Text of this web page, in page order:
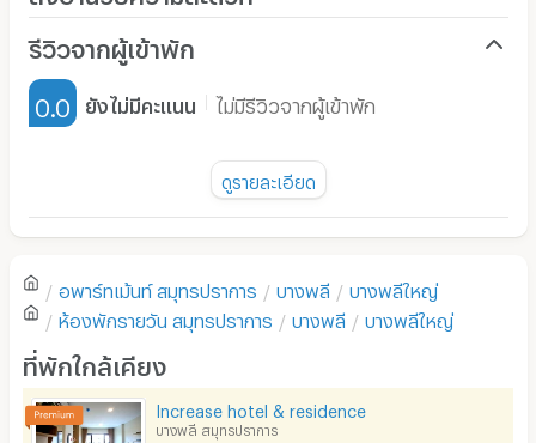
เฟอร์นิเจอร์-ตู้, เตียง
เครื่องทำน้ำอุ่น
โซฟา
เตาปรุงอาหาร
อนุญาตให้เลี้ยงสัตว์
รีวิวจากผู้เข้าพัก
0.0 ยังไม่มีคะแนน ไม่มีรีวิวจากผู้เข้าพัก
ยังไม่มีรีวิวของอพาร์ทเม้นท์นี้
เขียนรีวิวแรกของอพาร์ทเม้นท์นี้
ดูรายละเอียด
อพาร์ทเม้นท์ สมุทรปราการ บางพลี บางพลีใหญ่
ห้องพักรายวัน สมุทรปราการ บางพลี บางพลีใหญ่
ที่พักใกล้เคียง
Increase hotel & residence
บางพลี สมุทรปราการ